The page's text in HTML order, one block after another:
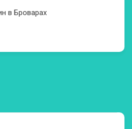
в Броварах